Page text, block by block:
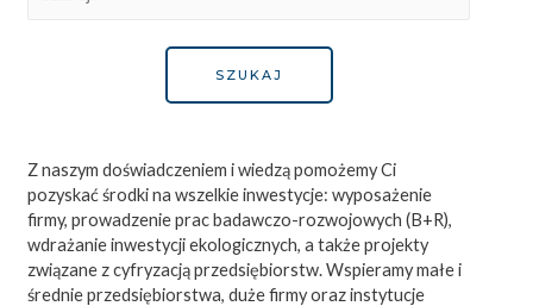
Z naszym doświadczeniem i wiedzą pomożemy Ci
pozyskać środki na wszelkie inwestycje: wyposażenie
firmy, prowadzenie prac badawczo-rozwojowych (B+R),
wdrażanie inwestycji ekologicznych, a także projekty
związane z cyfryzacją przedsiębiorstw. Wspieramy małe i
średnie przedsiębiorstwa, duże firmy oraz instytucje